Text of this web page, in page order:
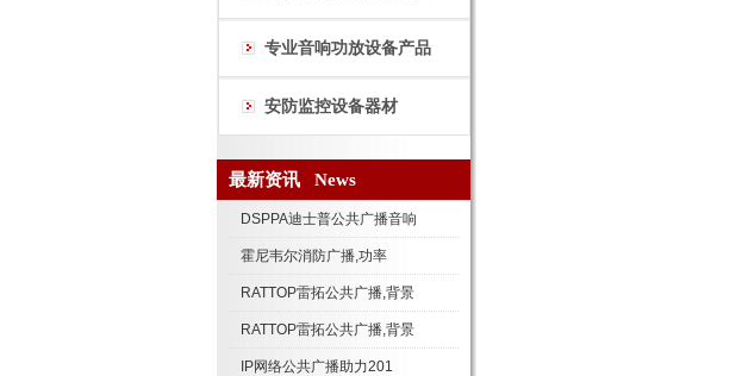
专业音响功放设备产品
安防监控设备器材
最新资讯 News
DSPPA迪士普公共广播音响
霍尼韦尔消防广播,功率
RATTOP雷拓公共广播,背景
RATTOP雷拓公共广播,背景
IP网络公共广播助力201